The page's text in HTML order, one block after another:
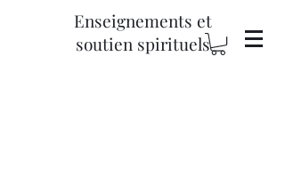
Enseignements et
soutien spirituels